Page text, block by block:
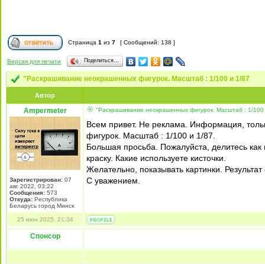
Страница 1 из 7 [ Сообщений: 138 ]
Версия для печати Поделиться…
"Раскрашивание неокрашенных фигурок. Масштаб : 1/100 и 1/87
Автор
Ampermeter
Зарегистрирован: 07
авг 2022, 03:22
Сообщения: 573
Откуда: Республика
Беларусь город Минск
"Раскрашивание неокрашенных фигурок. Масштаб : 1/
Всем привет. Не реклама. Информация,
фигурок. Масштаб : 1/100 и 1/87.
Большая просьба. Пожалуйста, делитесь
краску. Какие используете кисточки.
Желательно, показывать картинки. Результат
С уважением.
25 июн 2025, 21:34
Спонсор